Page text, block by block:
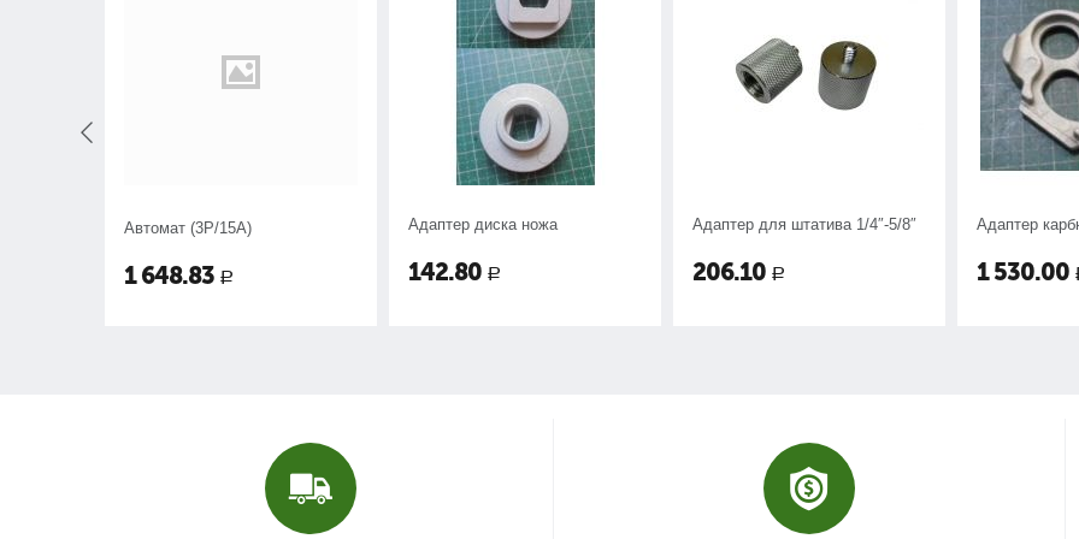
Автомат (3P/15A)
1 648.83 Р
Адаптер диска ножа
142.80 Р
Адаптер для штатива 1/4″-5/8″
206.10 Р
Адаптер
1 530.00